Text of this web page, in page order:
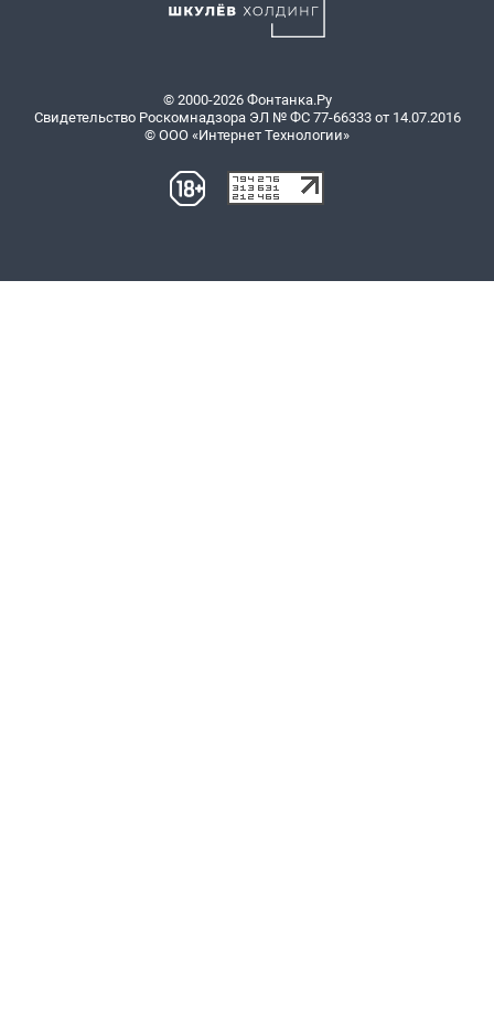
© 2000-2026 Фонтанка.Ру
Свидетельство Роскомнадзора ЭЛ № ФС 77-66333 от 14.07.2016
© ООО «Интернет Технологии»